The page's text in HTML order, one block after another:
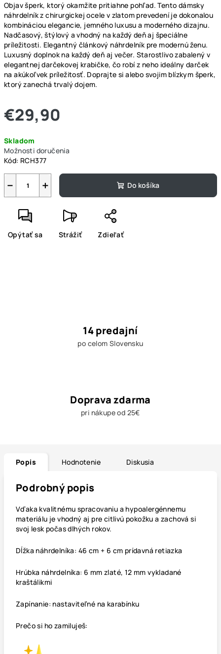
Objav šperk, ktorý okamžite pritiahne pohľad. Tento dámsky
náhrdelník z chirurgickej ocele v zlatom prevedení je dokonalou
kombináciou elegancie, jemného luxusu a moderného dizajnu.
Nadčasový, štýlový a vhodný na každý deň aj špeciálne
príležitosti. Elegantný článkový náhrdelník pre modernú ženu.
Luxusný doplnok na každý deň aj večer. Starostlivo zabalený v
elegantnej darčekovej krabičke, čo robí z neho ideálny darček
na akúkoľvek príležitosť. Doprajte si alebo svojim blízkym šperk,
ktorý zanechá trvalý dojem.
€29,90
cena:
Skladom
Možnosti doručenia
Kód: RCH377
+
− Do košíka
Opýtať sa Strážiť Zdieľať
14 predajní
po celom Slovensku
Doprava zdarma
pri nákupe od 25€
Popis Hodnotenie Diskusia
Podrobný popis
Vďaka kvalitnému spracovaniu a hypoalergénnemu
materiálu je vhodný aj pre citlivú pokožku a zachová si
svoj lesk počas dlhých rokov.
Dĺžka náhrdelníka: 46 cm + 6 cm prídavná retiazka
Hrúbka náhrdelníka: 6 mm zlaté, 12 mm vykladané
kraštálikmi
Zapínanie: nastaviteľné na karabínku
Prečo si ho zamiluješ: